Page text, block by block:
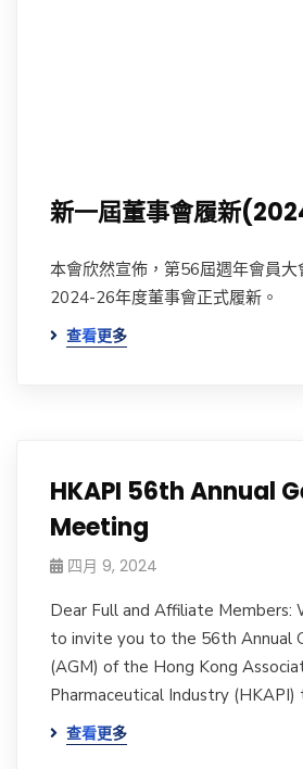
新一屆董事會履新
本會欣然宣佈，第56屆週年會員大
2024-26年度董事會正式履新。
查看更多
HKAPI 56th Annual
Meeting
四月 9, 2024
Dear Full and Affiliate Members:
to invite you to the 56th Annual
(AGM) of the Hong Kong
Pharmaceutical Industry
查看更多